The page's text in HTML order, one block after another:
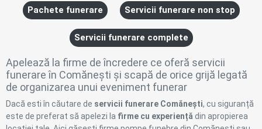
Pachete funerare Servicii funerare non stop
Servicii funerare complete
Apelează la firme de încredere ce oferă servicii
funerare în Comănești și scapă de orice grijă legată
de organizarea unui eveniment funerar
Dacă esti în căutare de servicii funerare Comănești, cu siguranță
este de preferat să apelezi la firme cu experiență din apropierea